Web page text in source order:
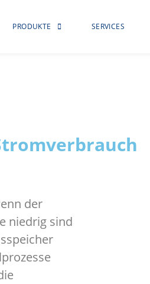
PRODUKTE SERVICES
der
niedrig sind